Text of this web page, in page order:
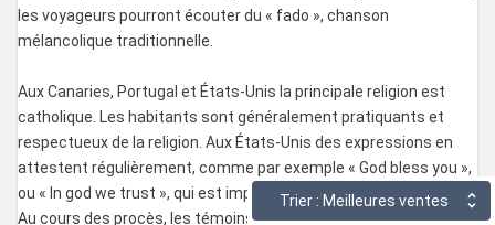
Trier : Meilleures ventes
les voyageurs pourront écouter du « fado », chanson
mélancolique traditionnelle.
Aux Canaries, Portugal et États-Unis la principale religion est
catholique. Les habitants sont généralement pratiquants et
respectueux de la religion. Aux États-Unis des expressions en
attestent régulièrement, comme par exemple « God bless you »,
ou « In god we trust », qui est imprimé sur les billets de banque.
Au cours des procès, les témoins jurent sur la bible, et dans tous